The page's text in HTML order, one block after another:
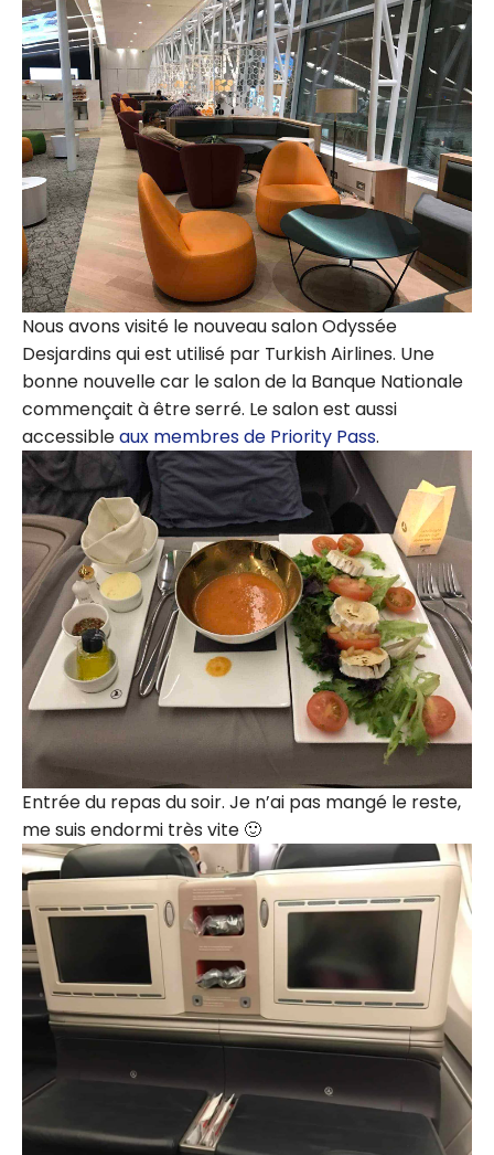
Nous avons visité le nouveau salon Odyssée
Desjardins qui est utilisé par Turkish Airlines. Une
bonne nouvelle car le salon de la Banque Nationale
commençait à être serré. Le salon est aussi
accessibleaux membres de Priority Pass.
Entrée du repas du soir. Je n’ai pas mangé le reste,
me suis endormi très vite 🙂